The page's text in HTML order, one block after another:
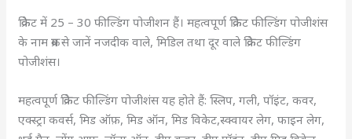
क्रिकेट में 25 – 30 फील्डिंग पोजीशन हैं। महत्वपूर्ण क्रिकेट फील्डिंग पोजीशंस
के नाम क्रम से जानें नजदीक वाले, मिडिल तथा दूर वाले क्रिकेट फील्डिंग
पोजीशंस।
महत्वपूर्ण क्रिकेट फील्डिंग पोजीशंस यह होते हैं: स्लिप, गली, पॉइंट, कवर,
एक्स्ट्रा कवर्स, मिड ऑफ़, मिड ऑन, मिड विकेट,स्क्वायर लेग, फाइन लेग,